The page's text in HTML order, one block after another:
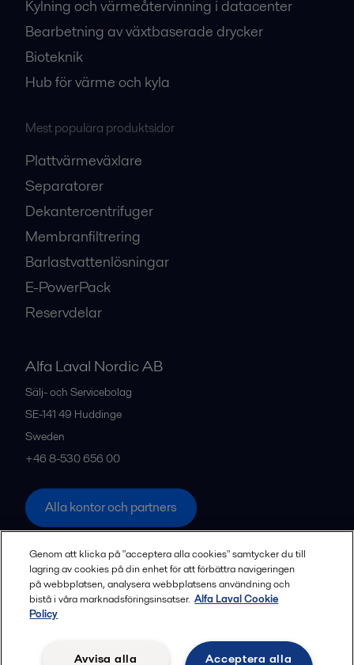
Kylning och värmeåtervinning i datacenter
Bearbetning av växtbaserade drycker
Bioteknik
Hub för värme och kyla
Mest populära produktsidor
Plattvärmeväxlare
Separatorer
Dekantercentrifuger
Membranfiltrering
Barlastvattenlösningar
E-PowerPack
Reservdelar
Alfa Laval Nordic AB
Sälj- och Servicebolag
SE-141 49 Huddinge
Sweden
+46 8-530 656 00
Alla kontor och partners
Privacy policy Cookies policy
Legal terms and conditions
Community guidelines
Genom att klicka på "acceptera alla cookies" samtycker du till
lagring av cookies på din enhet för att förbättra navigeringen
på webbplatsen, analysera webbplatsens användning och
bistå i våra marknadsföringsinsatser. Alfa Laval Cookie
Policy
Acceptera alla
Avvisa alla